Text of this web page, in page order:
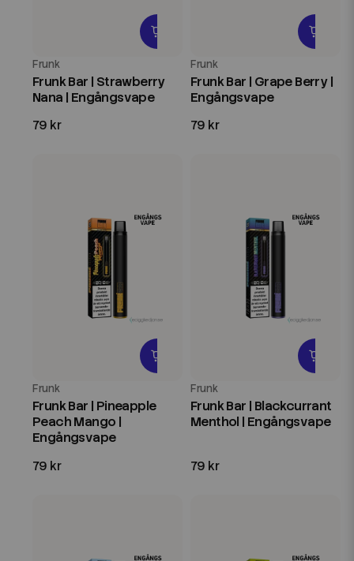
Frunk
Frunk Bar | Strawberry
Nana | Engångsvape
79 kr
Frunk
Frunk Bar | Grape Berry |
Engångsvape
79 kr
Frunk
Frunk Bar | Pineapple
Peach Mango |
Engångsvape
79 kr
Frunk
Frunk Bar | Blackcurrant
Menthol | Engångsvape
79 kr